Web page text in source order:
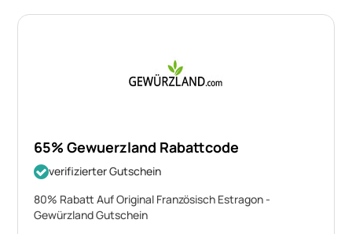
65% Gewuerzland Rabattcode
verifizierter Gutschein
80% Rabatt Auf Original Französisch Estragon -
Gewürzland Gutschein